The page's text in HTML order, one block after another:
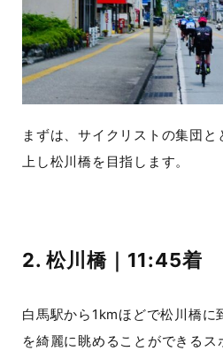
まずは、サイクリストの集団
上し松川橋を目指します。
2. 松川橋｜11:45着
白馬駅から1kmほどで松川橋に
を綺麗に眺めることができるス